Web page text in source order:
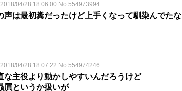
2018/04/28 18:06:00 No.554973994
声は最初糞だったけど上手くなって馴染んでたな
2018/04/28 18:07:22 No.554974246
な主役より動かしやすいんだろうけど
屓というか扱いが